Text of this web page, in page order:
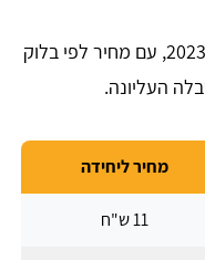
לפניכם טבלת מחירים עדכנית לשנת 2023, עם מחיר לפי בלוק
העליונה.
מחיר ליחידה
11 ש"ח